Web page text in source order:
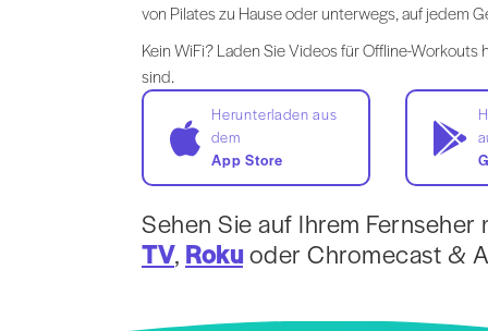
von Pilates zu Hause oder unterwegs, auf jedem
Kein WiFi? Laden Sie Videos für Offline-Workouts
sind.
Herunterladen aus
dem
App Store
Sehen Sie auf Ihrem Fernseher
TV, Rokuoder Chromecast &